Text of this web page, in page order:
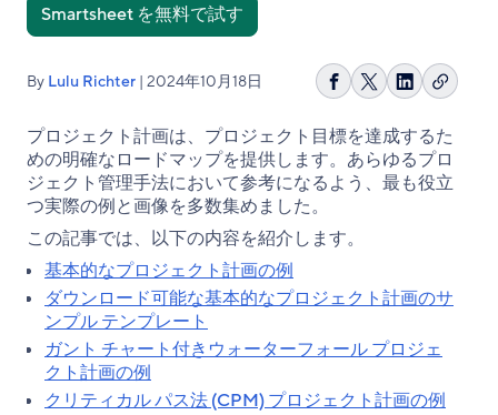
Smartsheet を無料で試す
By Lulu Richter | 2024年10月18日
Facebook
シ
ェ
ア
Share
X
LinkedIn
シ
ェ
ア
リ
ク
を
コ
プロジェクト計画は、プロジェクト目標を達成するた
めの明確なロードマップを提供します。あらゆるプロ
ジェクト管理手法において参考になるよう、最も役立
つ実際の例と画像を多数集めました。
この記事では、以下の内容を紹介します。
基本的なプロジェクト計画の例
ダウンロード可能な基本的なプロジェクト計画のサ
ンプル テンプレート
ガント チャート付きウォーターフォール プロジェ
クト計画の例
クリティカル パス法 (CPM) プロジェクト計画の例